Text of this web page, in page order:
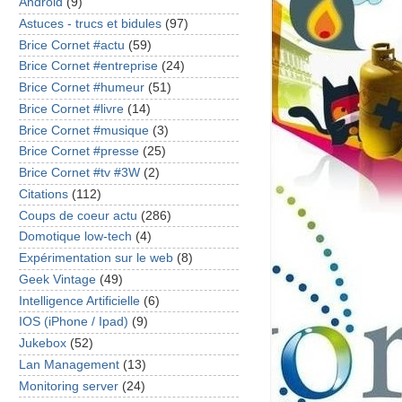
Astuces - trucs et bidules (97)
Brice Cornet #actu (59)
Brice Cornet #entreprise (24)
Brice Cornet #humeur (51)
Brice Cornet #livre (14)
Brice Cornet #musique (3)
Brice Cornet #presse (25)
Brice Cornet #tv #3W (2)
Citations (112)
Coups de coeur actu (286)
Domotique low-tech (4)
Expérimentation sur le web (8)
Geek Vintage (49)
Intelligence Artificielle (6)
IOS (iPhone / Ipad) (9)
Jukebox (52)
Lan Management (13)
Monitoring server (24)